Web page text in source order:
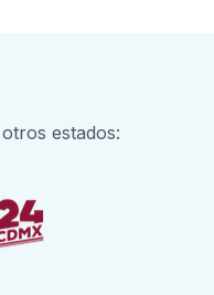
estados: